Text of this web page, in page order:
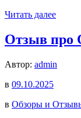
Читать далее
Отзыв про
Автор: admin
в 09.10.2025
в Обзоры и